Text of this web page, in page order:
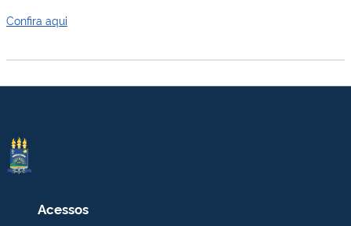
Confira aqui
Acessos